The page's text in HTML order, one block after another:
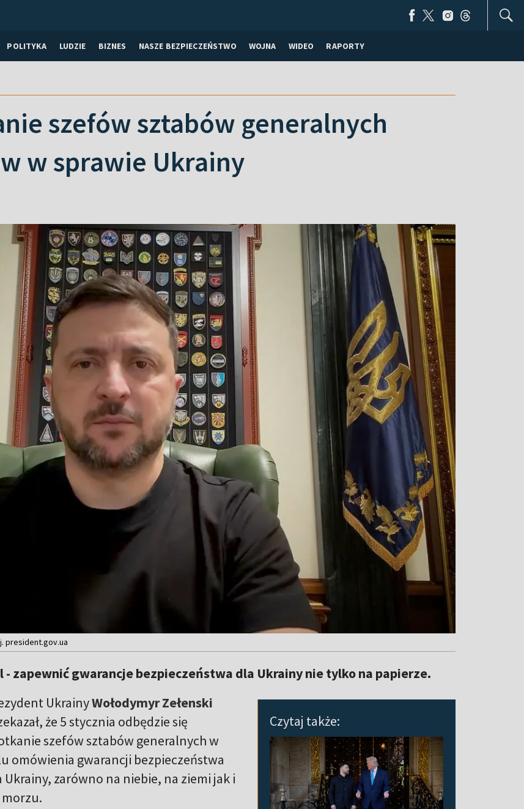
POLITYKA LUDZIE BIZNES NASZE BEZPIECZEŃSTWO WOJNA WIDEO RAPORTY
szefów sztabów generalnych
w sprawie Ukrainy
president.gov.ua
- zapewnić gwarancje bezpieczeństwa dla Ukrainy nie tylko na papierze.
Czytaj także:
UkrainyWołodymyr Zełenski
że 5 stycznia odbędzie się
szefów sztabów generalnych w
omówienia gwarancji bezpieczeństwa
Ukrainy, zarówno na niebie, na ziemi jak i
morzu.